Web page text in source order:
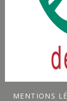
MENTIONS